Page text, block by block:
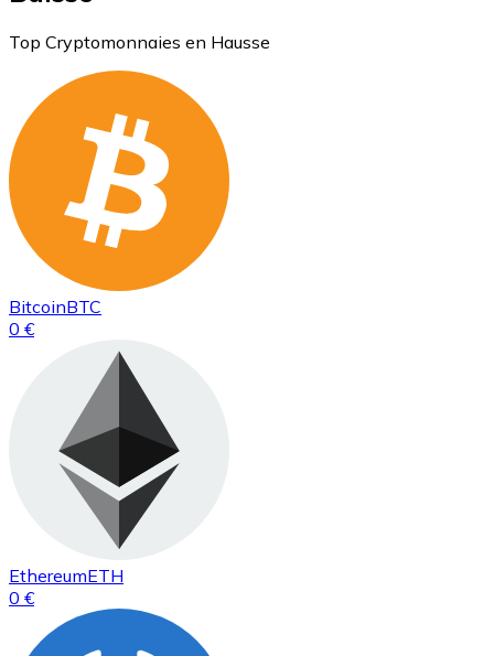
Top Cryptomonnaies en Hausse
BitcoinBTC
0 €
EthereumETH
0 €